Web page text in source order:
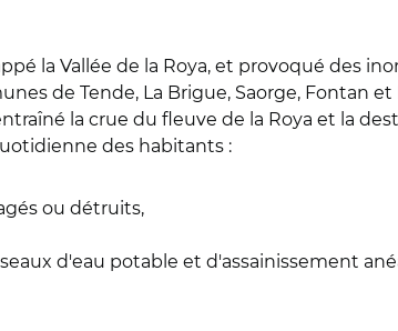
la Vallée de la Roya, et provoqué des
de Tende, La Brigue, Saorge, Fontan et
la crue du fleuve de la Roya et la
des habitants :
ou détruits,
d'eau potable et d'assainissement